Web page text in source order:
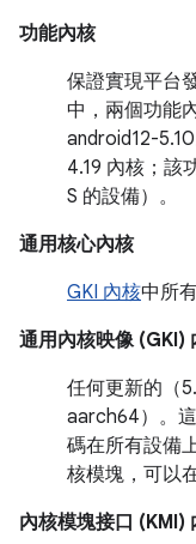
功能內核
保證實現平台
中，兩個功能
android12-
4.19 內核；該
S 的設備）。
通用核心內核
GKI 內核中所
通用內核映像 (GKI)
任何更新的（
aarch64）。
碼在所有設備
核模塊，可以
內核模塊接口 (KMI)